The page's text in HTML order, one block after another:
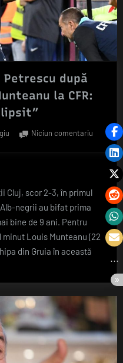
după
la CFR:
Niciun comentariu
Petrescu
după
debutul
Louis
“Asta
lipsit”
Cluj, scor 2-3, în primul
negrii au bifat prima
bine de 9 ani. Pentru
Louis Munteanu (22
din Gruia în această